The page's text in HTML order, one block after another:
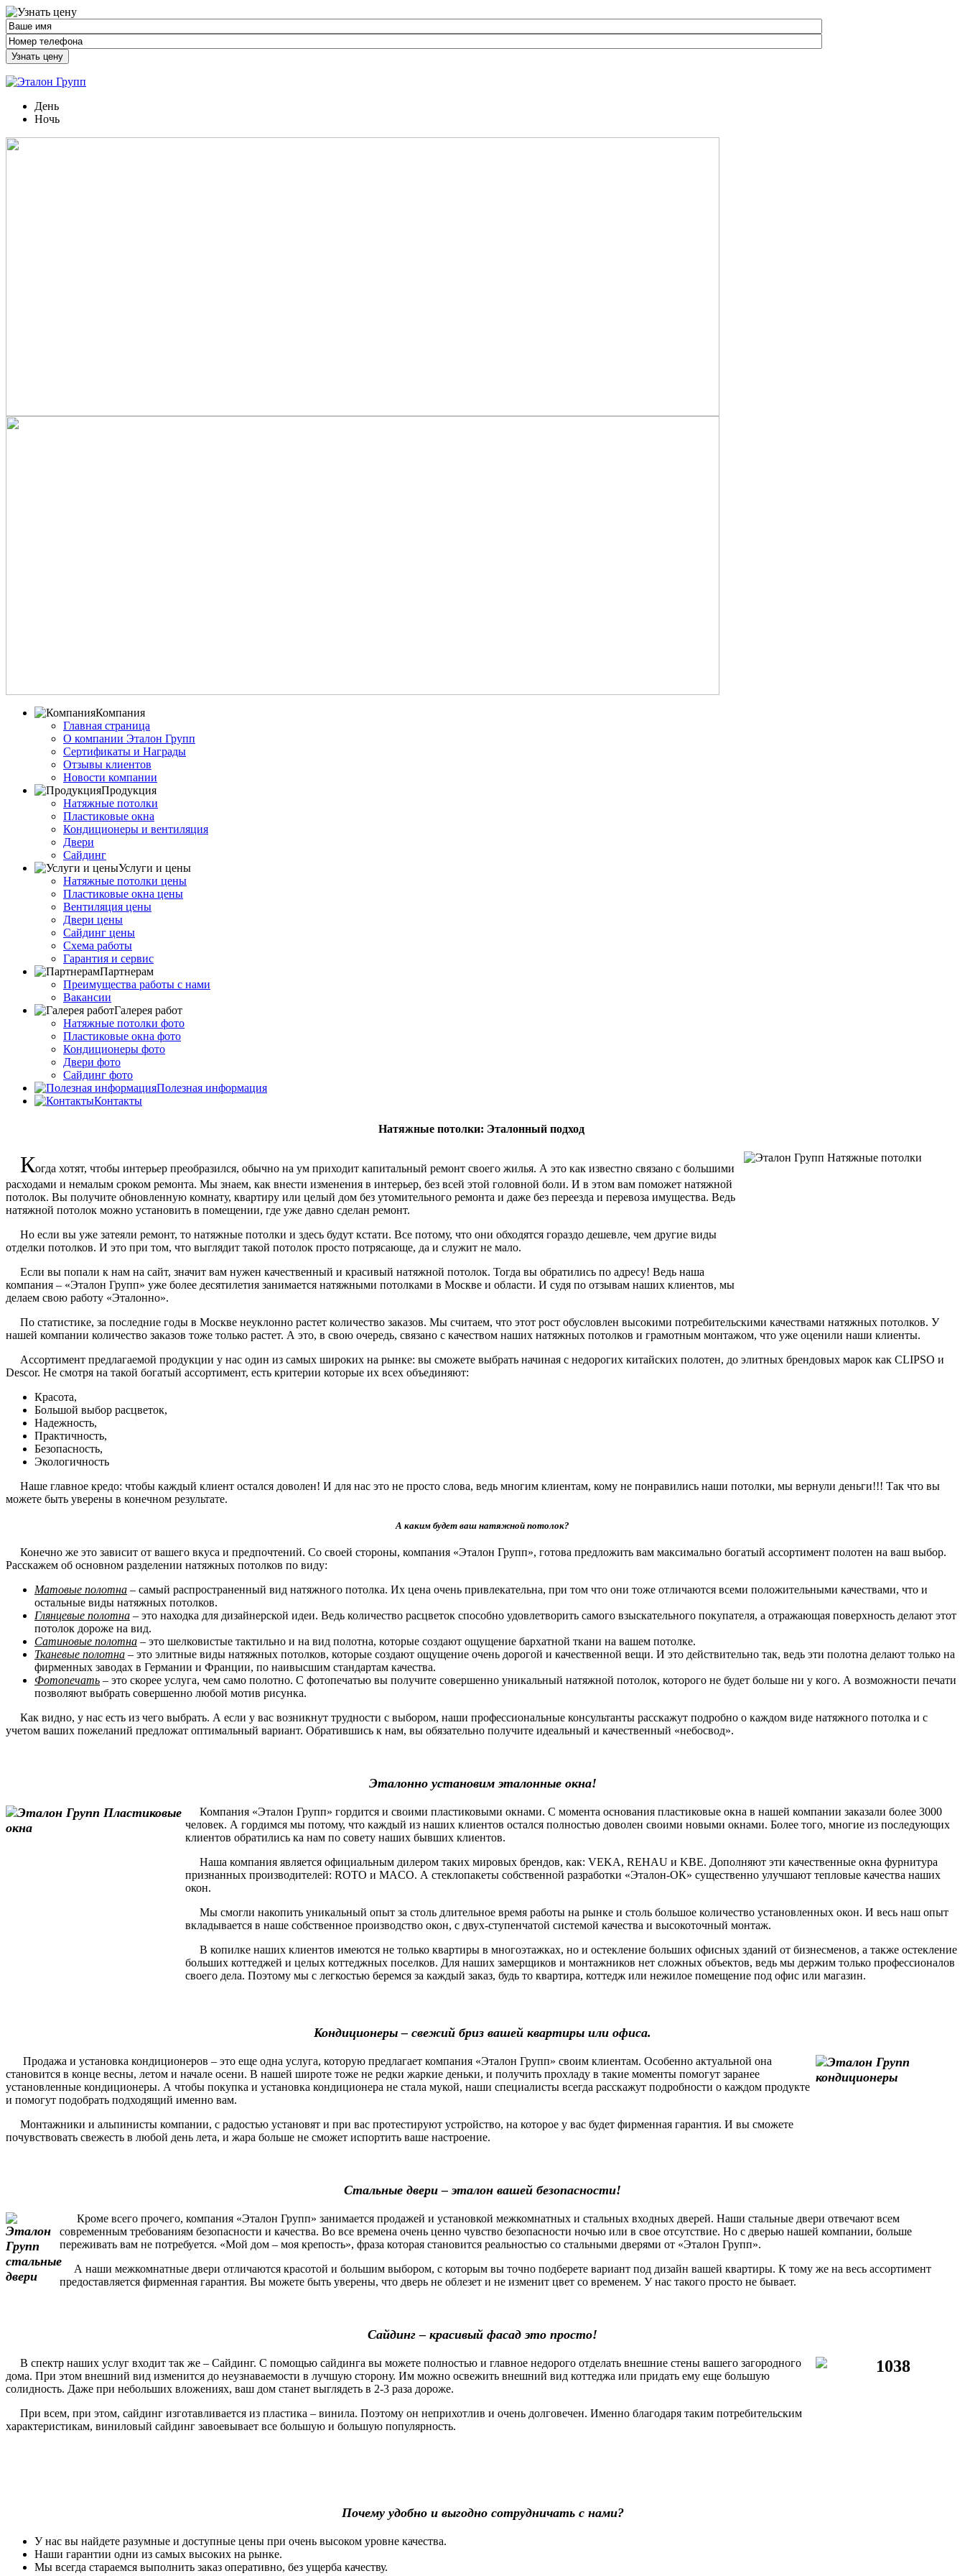
Узнать цену
День
Ночь
Компания
Главная страница
О компании Эталон Групп
Сертификаты и Награды
Отзывы клиентов
Новости компании
Продукция
Натяжные потолки
Пластиковые окна
Кондиционеры и вентиляция
Двери
Сайдинг
Услуги и цены
Натяжные потолки цены
Пластиковые окна цены
Вентиляция цены
Двери цены
Сайдинг цены
Схема работы
Гарантия и сервис
Партнерам
Преимущества работы с нами
Вакансии
Галерея работ
Натяжные потолки фото
Пластиковые окна фото
Кондиционеры фото
Двери фото
Сайдинг фото
Полезная информация
Контакты
Натяжные потолки: Эталонный подход
Когда хотят, чтобы интерьер преобразился, обычно на ум приходит капитальный ремонт своего жилья. А это как известно связано с большими
расходами и немалым сроком ремонта. Мы знаем, как внести изменения в интерьер, без всей этой головной боли. И в этом вам поможет натяжной
потолок. Вы получите обновленную комнату, квартиру или целый дом без утомительного ремонта и даже без переезда и перевоза имущества. Ведь
натяжной потолок можно установить в помещении, где уже давно сделан ремонт.
Но если вы уже затеяли ремонт, то натяжные потолки и здесь будут кстати. Все потому, что они обходятся гораздо дешевле, чем другие виды
отделки потолков. И это при том, что выглядит такой потолок просто потрясающе, да и служит не мало.
Если вы попали к нам на сайт, значит вам нужен качественный и красивый натяжной потолок. Тогда вы обратились по адресу! Ведь наша
компания – «Эталон Групп» уже более десятилетия занимается натяжными потолками в Москве и области. И судя по отзывам наших клиентов, мы
делаем свою работу «Эталонно».
По статистике, за последние годы в Москве неуклонно растет количество заказов. Мы считаем, что этот рост обусловлен высокими потребительскими качествами натяжных потолков. У
нашей компании количество заказов тоже только растет. А это, в свою очередь, связано с качеством наших натяжных потолков и грамотным монтажом, что уже оценили наши клиенты.
Ассортимент предлагаемой продукции у нас один из самых широких на рынке: вы сможете выбрать начиная с недорогих китайских полотен, до элитных брендовых марок как CLIPSO и
Descor. Не смотря на такой богатый ассортимент, есть критерии которые их всех объединяют:
Красота,
Большой выбор расцветок,
Надежность,
Практичность,
Безопасность,
Экологичность
Наше главное кредо: чтобы каждый клиент остался доволен! И для нас это не просто слова, ведь многим клиентам, кому не понравились наши потолки, мы вернули деньги!!! Так что вы
можете быть уверены в конечном результате.
А каким будет ваш натяжной потолок?
Конечно же это зависит от вашего вкуса и предпочтений. Со своей стороны, компания «Эталон Групп», готова предложить вам максимально богатый ассортимент полотен на ваш выбор.
Расскажем об основном разделении натяжных потолков по виду:
Матовые полотна – самый распространенный вид натяжного потолка. Их цена очень привлекательна, при том что они тоже отличаются всеми положительными качествами, что и
остальные виды натяжных потолков.
Глянцевые полотна – это находка для дизайнерской идеи. Ведь количество расцветок способно удовлетворить самого взыскательного покупателя, а отражающая поверхность делают этот
потолок дороже на вид.
Сатиновые полотна – это шелковистые тактильно и на вид полотна, которые создают ощущение бархатной ткани на вашем потолке.
Тканевые полотна – это элитные виды натяжных потолков, которые создают ощущение очень дорогой и качественной вещи. И это действительно так, ведь эти полотна делают только на
фирменных заводах в Германии и Франции, по наивысшим стандартам качества.
Фотопечать – это скорее услуга, чем само полотно. С фотопечатью вы получите совершенно уникальный натяжной потолок, которого не будет больше ни у кого. А возможности печати
позволяют выбрать совершенно любой мотив рисунка.
Как видно, у нас есть из чего выбрать. А если у вас возникнут трудности с выбором, наши профессиональные консультанты расскажут подробно о каждом виде натяжного потолка и с
учетом ваших пожеланий предложат оптимальный вариант. Обратившись к нам, вы обязательно получите идеальный и качественный «небосвод».
Эталонно установим эталонные окна!
Компания «Эталон Групп» гордится и своими пластиковыми окнами. С момента основания пластиковые окна в нашей компании заказали более 3000
человек. А гордимся мы потому, что каждый из наших клиентов остался полностью доволен своими новыми окнами. Более того, многие из последующих
клиентов обратились ка нам по совету наших бывших клиентов.
Наша компания является официальным дилером таких мировых брендов, как: VEKA, REHAU и KBE. Дополняют эти качественные окна фурнитура
признанных производителей: ROTO и MACO. А стеклопакеты собственной разработки «Эталон-ОК» существенно улучшают тепловые качества наших
окон.
Мы смогли накопить уникальный опыт за столь длительное время работы на рынке и столь большое количество установленных окон. И весь наш опыт
вкладывается в наше собственное производство окон, с двух-ступенчатой системой качества и высокоточный монтаж.
В копилке наших клиентов имеются не только квартиры в многоэтажках, но и остекление больших офисных зданий от бизнесменов, а также остекление
больших коттеджей и целых коттеджных поселков. Для наших замерщиков и монтажников нет сложных объектов, ведь мы держим только профессионалов
своего дела. Поэтому мы с легкостью беремся за каждый заказ, будь то квартира, коттедж или нежилое помещение под офис или магазин.
Кондиционеры – свежий бриз вашей квартиры или офиса.
Продажа и установка кондиционеров – это еще одна услуга, которую предлагает компания «Эталон Групп» своим клиентам. Особенно актуальной она
становится в конце весны, летом и начале осени. В нашей широте тоже не редки жаркие деньки, и получить прохладу в такие моменты помогут заранее
установленные кондиционеры. А чтобы покупка и установка кондиционера не стала мукой, наши специалисты всегда расскажут подробности о каждом продукте
и помогут подобрать подходящий именно вам.
Монтажники и альпинисты компании, с радостью установят и при вас протестируют устройство, на которое у вас будет фирменная гарантия. И вы сможете
почувствовать свежесть в любой день лета, и жара больше не сможет испортить ваше настроение.
Стальные двери – эталон вашей безопасности!
Кроме всего прочего, компания «Эталон Групп» занимается продажей и установкой межкомнатных и стальных входных дверей. Наши стальные двери отвечают всем
современным требованиям безопасности и качества. Во все времена очень ценно чувство безопасности ночью или в свое отсутствие. Но с дверью нашей компании, больше
переживать вам не потребуется. «Мой дом – моя крепость», фраза которая становится реальностью со стальными дверями от «Эталон Групп».
А наши межкомнатные двери отличаются красотой и большим выбором, с которым вы точно подберете вариант под дизайн вашей квартиры. К тому же на весь ассортимент
предоставляется фирменная гарантия. Вы можете быть уверены, что дверь не облезет и не изменит цвет со временем. У нас такого просто не бывает.
Сайдинг – красивый фасад это просто!
В спектр наших услуг входит так же – Сайдинг. С помощью сайдинга вы можете полностью и главное недорого отделать внешние стены вашего загородного
дома. При этом внешний вид изменится до неузнаваемости в лучшую сторону. Им можно освежить внешний вид коттеджа или придать ему еще большую
солидность. Даже при небольших вложениях, ваш дом станет выглядеть в 2-3 раза дороже.
При всем, при этом, сайдинг изготавливается из пластика – винила. Поэтому он неприхотлив и очень долговечен. Именно благодаря таким потребительским
характеристикам, виниловый сайдинг завоевывает все большую и большую популярность.
Почему удобно и выгодно сотрудничать с нами?
У нас вы найдете разумные и доступные цены при очень высоком уровне качества.
Наши гарантии одни из самых высоких на рынке.
Мы всегда стараемся выполнить заказ оперативно, без ущерба качеству.